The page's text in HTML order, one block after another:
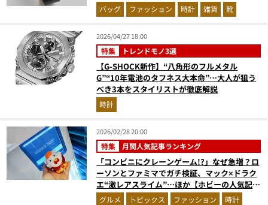
バッグ ファッション 時計 雑貨 靴
2026/04/27 18:00
特集 トレンドモノ3選
【G-SHOCK新作】“八角形のフルメタル
G”“10年電池のタフネス大本命”…大人が狙う
べき3本をスタイリストが徹底解説
時計
2026/02/28 20:00
特集 月間人気記事ランキング
「コンビニにクレーンゲーム!?」なぜ急増？ロ
ーソンとファミマでガチ検証、マック×ドラク
エ“激レアスライム”…ほか【ホビーの人気記事
ランキングベスト3】（2026年1月版）
グルメ トピックス ファッション
時計